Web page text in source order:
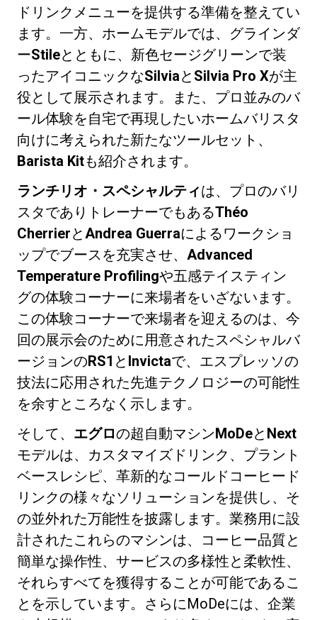
ドリンクメニューを提供する準備を整えてい
ます。一方、ホームモデルでは、グラインダ
ーStileとともに、新色セージグリーンで装
ったアイコニックなSilviaと Silvia Pro Xが主
役として展示されます。また、プロ並みのバ
ール体験を自宅で再現したいホームバリスタ
向けに考えられた新たなツールセット、
Barista Kitも紹介されます。
ランチリオ・スペシャルティは、プロのバリ
スタでありトレーナーでもあるThéo
Cherrierと Andrea Guerraによるワークショ
ップでブースを充実させ、 Advanced
Temperature Profilingや五感テイスティン
グの体験コーナーに来場者をいざないます。
この体験コーナーで来場者を迎えるのは、今
回の展示会のために用意されたスペシャルバ
ージョンのRS1 と Invictaで、エスプレッソの
技法に応用された先進テクノロジーの可能性
を余すところなく示します。
そして、 エグロの超自動マシンMoDeと Next
モデルは、カスタマイズドリンク、プラント
ベースレシピ、革新的なコールドコーヒード
リンクの様々なソリューションを提供し、そ
の並外れた万能性を披露します。業務用に設
計されたこれらのマシンは、コーヒー品質と
簡単な操作性、サービスの多様性と柔軟性、
それらすべてを獲得することが可能であるこ
とを示しています。さらにMoDeには、企業